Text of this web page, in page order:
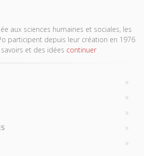
aux sciences humaines et sociales, les
participent depuis leur création en 1976
et des idées continuer